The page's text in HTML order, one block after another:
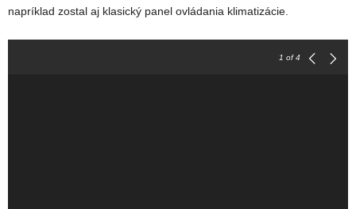
napríklad zostal aj klasický panel ovládania klimatizácie.
1 of 4